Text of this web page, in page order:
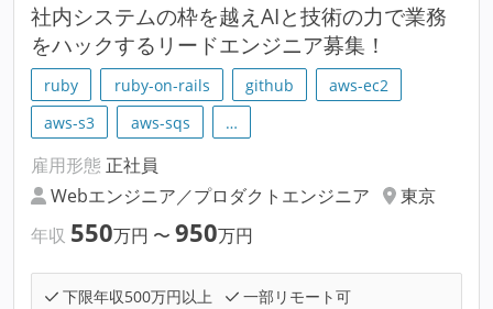
社内システムの枠を越えAIと技術の力で業務
をハックするリードエンジニア募集！
ruby ruby-on-rails github
aws-ec2
aws-s3
aws-sqs …
雇用形態 正社員
Webエンジニア／プロダクトエンジニア
東京
年収 550万円 〜 950万円
下限年収500万円以上
一部リモート可